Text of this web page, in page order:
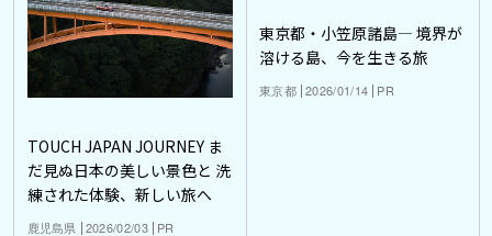
TOUCH JAPAN JOURNEY ま
だ見ぬ日本の美しい景色と 洗
練された体験、新しい旅へ
鹿児島県 2026/02/03 PR
東京都・小笠原諸島― 境界が
溶ける島、今を生きる旅
東京都 2026/01/14 PR